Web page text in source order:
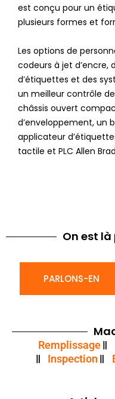
est conçu pour un
plusieurs formes et
Les options de
codeurs à jet d’encre,
d’étiquettes et des
un meilleur contrôle
châssis ouvert
d’enveloppement, un
applicateur
tactile et PLC Allen
On est
PARLONS-EN
Remplissage
Inspection